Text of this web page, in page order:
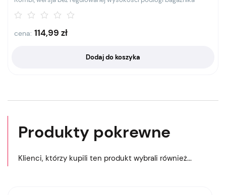
cena: 114,99 zł
Dodaj do koszyka
Produkty pokrewne
Klienci, którzy kupili ten produkt wybrali również...